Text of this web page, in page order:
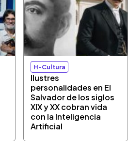
H-Cultura
Ilustres
personalidades en El
Salvador de los siglos
XIX y XX cobran vida
con la Inteligencia
Artificial